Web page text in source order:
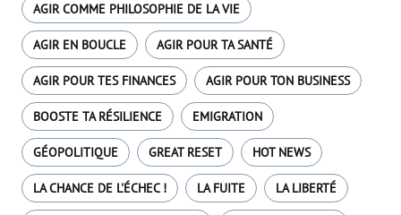
AGIR COMME PHILOSOPHIE DE LA VIE
AGIR EN BOUCLE AGIR POUR TA SANTÉ
AGIR POUR TES FINANCES AGIR POUR TON BUSINESS
BOOSTE TA RÉSILIENCE EMIGRATION
GÉOPOLITIQUE GREAT RESET HOT NEWS
LA CHANCE DE L'ÉCHEC ! LA FUITE LA LIBERTÉ